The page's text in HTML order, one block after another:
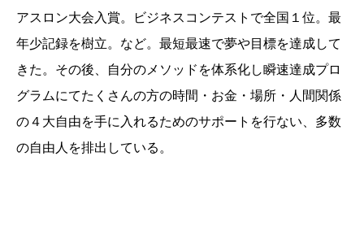
アスロン大会入賞。ビジネスコンテストで全国１位。最
年少記録を樹立。など。最短最速で夢や目標を達成して
きた。その後、自分のメソッドを体系化し瞬速達成プロ
グラムにてたくさんの方の時間・お金・場所・人間関係
の４大自由を手に入れるためのサポートを行ない、多数
の自由人を排出している。